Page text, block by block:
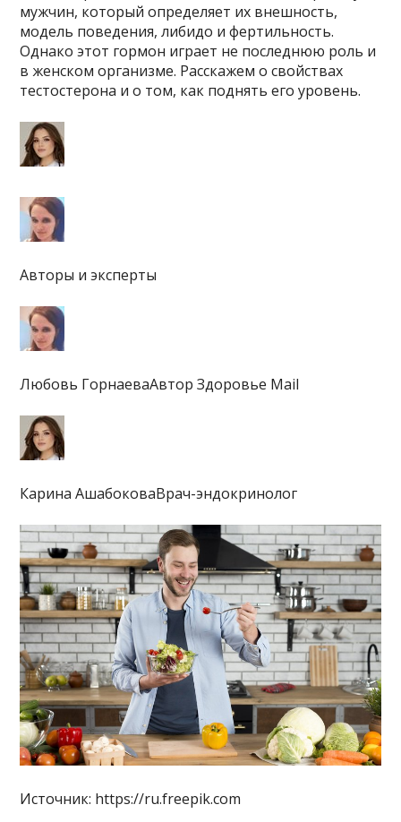
мужчин, который определяет их внешность,
модель поведения, либидо и фертильность.
Однако этот гормон играет не последнюю роль и
в женском организме. Расскажем о свойствах
тестостерона и о том, как поднять его уровень.
Авторы и эксперты
Любовь ГорнаеваАвтор Здоровье Mail
Карина АшабоковаВрач-эндокринолог
Источник: https://ru.freepik.com